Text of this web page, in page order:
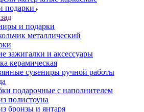
подарки
и подарки
металлический
зажигалки и аксессуары
керамическая
сувениры ручной работы
подарочные с наполнителем
полистоуна
бронзы и янтаря